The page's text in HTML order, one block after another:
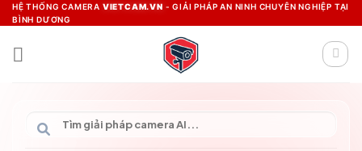
Skip
to
content
HỆ THỐNG CAMERA VIETCAM.VN - GIẢI PHÁP AN NINH CHUYÊN NGHIỆP TẠI
BÌNH DƯƠNG